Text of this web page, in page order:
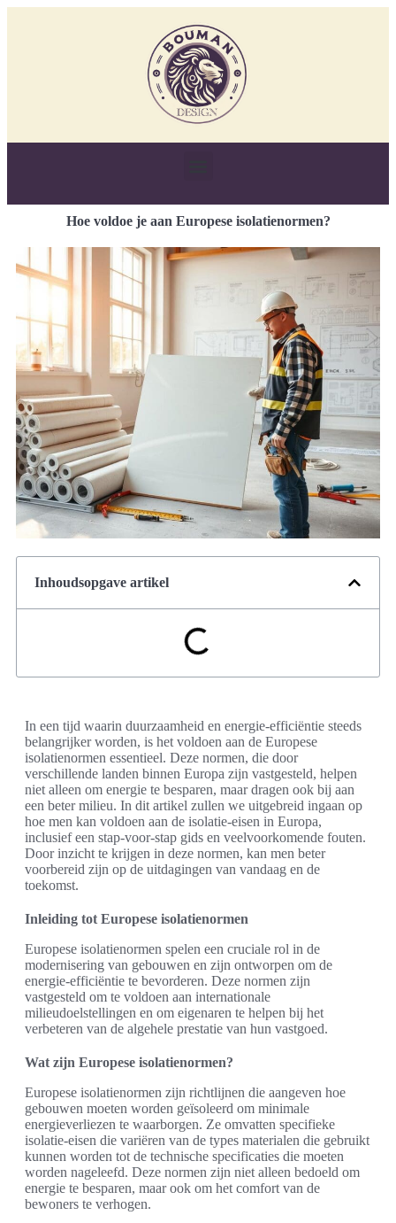
Hoe voldoe je aan Europese isolatienormen?
Inhoudsopgave artikel
In een tijd waarin duurzaamheid en energie-efficiëntie steeds
belangrijker worden, is het voldoen aan de Europese
isolatienormen essentieel. Deze normen, die door
verschillende landen binnen Europa zijn vastgesteld, helpen
niet alleen om energie te besparen, maar dragen ook bij aan
een beter milieu. In dit artikel zullen we uitgebreid ingaan op
hoe men kan voldoen aan de isolatie-eisen in Europa,
inclusief een stap-voor-stap gids en veelvoorkomende fouten.
Door inzicht te krijgen in deze normen, kan men beter
voorbereid zijn op de uitdagingen van vandaag en de
toekomst.
Inleiding tot Europese isolatienormen
Europese isolatienormen spelen een cruciale rol in de
modernisering van gebouwen en zijn ontworpen om de
energie-efficiëntie te bevorderen. Deze normen zijn
vastgesteld om te voldoen aan internationale
milieudoelstellingen en om eigenaren te helpen bij het
verbeteren van de algehele prestatie van hun vastgoed.
Wat zijn Europese isolatienormen?
Europese isolatienormen zijn richtlijnen die aangeven hoe
gebouwen moeten worden geïsoleerd om minimale
energieverliezen te waarborgen. Ze omvatten specifieke
isolatie-eisen die variëren van de types materialen die gebruikt
kunnen worden tot de technische specificaties die moeten
worden nageleefd. Deze normen zijn niet alleen bedoeld om
energie te besparen, maar ook om het comfort van de
bewoners te verhogen.